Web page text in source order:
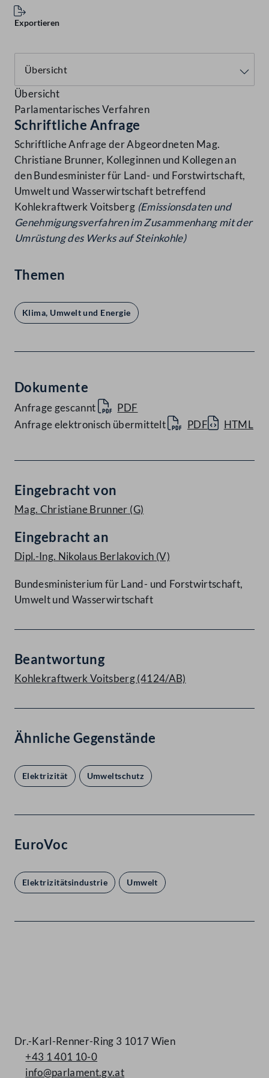
Exportieren
Übersicht
Parlamentarisches Verfahren
Schriftliche Anfrage
Schriftliche Anfrage der Abgeordneten Mag.
Christiane Brunner, Kolleginnen und Kollegen an
den Bundesminister für Land- und Forstwirtschaft,
Umwelt und Wasserwirtschaft betreffend
Kohlekraftwerk Voitsberg (Emissionsdaten und
Genehmigungsverfahren im Zusammenhang mit der
Umrüstung des Werks auf Steinkohle)
Themen
Klima, Umwelt und Energie
Dokumente
Anfrage gescannt
PDF
Anfrage elektronisch übermittelt
PDF HTML
Eingebracht von
Mag. Christiane Brunner (G)
Eingebracht an
Dipl.-Ing. Nikolaus Berlakovich (V)
Bundesministerium für Land- und Forstwirtschaft,
Umwelt und Wasserwirtschaft
Beantwortung
Kohlekraftwerk Voitsberg (4124/AB)
Ähnliche Gegenstände
Elektrizität Umweltschutz
EuroVoc
Elektrizitätsindustrie Umwelt
Dr.-Karl-Renner-Ring 3 1017 Wien
+43 1 401 10-0
info@parlament.gv.at